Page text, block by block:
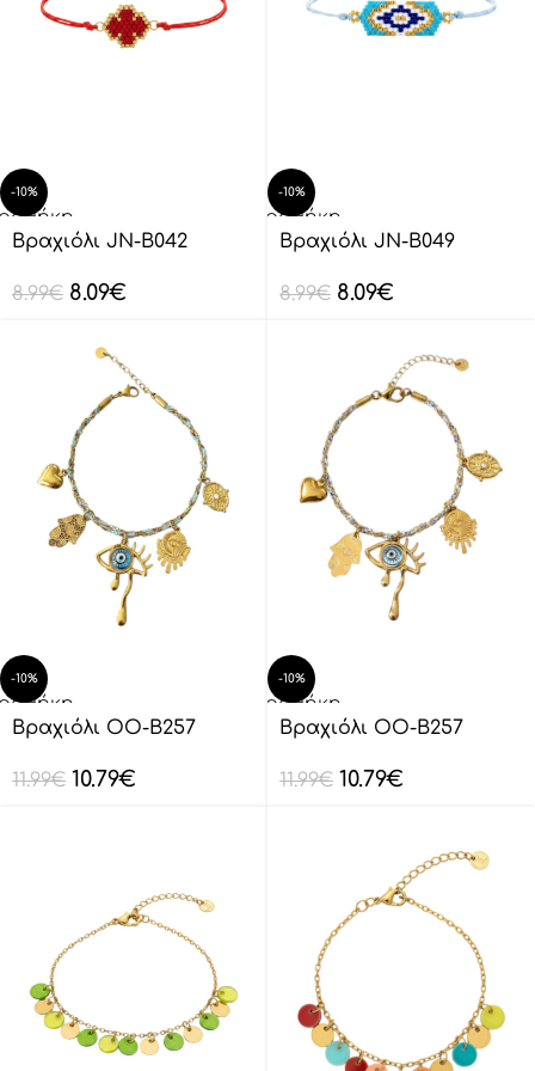
-10%
Βραχιόλι JN-B042
8.99€ 8.09€
-10%
Προσθήκη
καλάθι
Βραχιόλι JN-B049
8.99€ 8.09€
-10%
Βραχιόλι OO-B257
11.99€ 10.79€
-10%
Προσθήκη
καλάθι
Βραχιόλι OO-B257
11.99€ 10.79€